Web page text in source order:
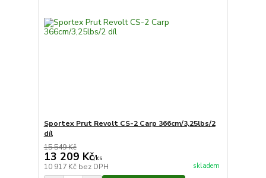
Sportex Prut Revolt CS-2 Carp 366cm/3,25lbs/2
díl
15 549 Kč
13 209 Kč/ks
10 917 Kč bez DPH skladem